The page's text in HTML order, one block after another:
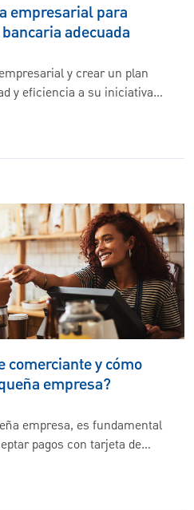
empresarial para
adecuada
y crear un plan
y eficiencia a su iniciativa…
comerciante y cómo
empresa?
empresa, es fundamental
pagos con tarjeta de…